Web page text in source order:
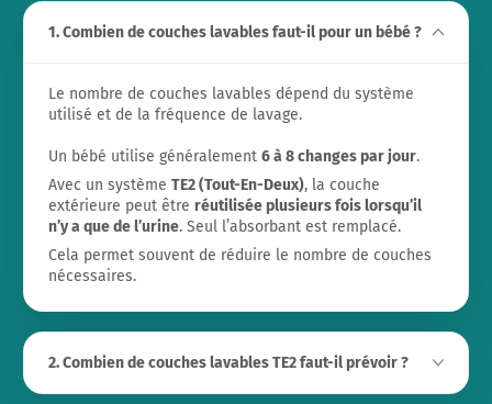
1. Combien de couches lavables faut-il pour un bébé ?
Le nombre de couches lavables dépend du système
utilisé et de la fréquence de lavage.
Un bébé utilise généralement 6 à 8 changes par jour.
Avec un système TE2 (Tout-En-Deux), la couche
extérieure peut être réutilisée plusieurs fois lorsqu’il
n’y a que de l’urine. Seul l’absorbant est remplacé.
Cela permet souvent de réduire le nombre de couches
nécessaires.
2. Combien de couches lavables TE2 faut-il prévoir ?